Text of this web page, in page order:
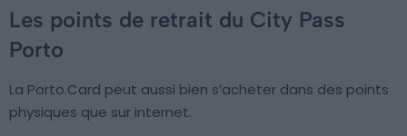
Les points de retrait du City Pass
Porto
La Porto.Card peut aussi bien s’acheter dans des points
physiques que sur internet.